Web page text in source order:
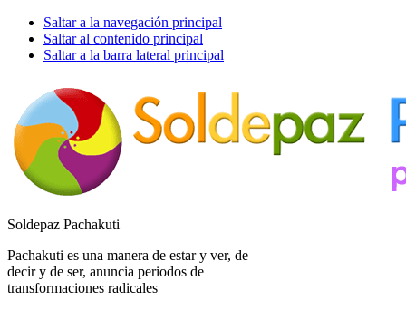
Saltar a la navegación principal
Saltar al contenido principal
Saltar a la barra lateral principal
Soldepaz Pachakuti
Pachakuti es una manera de estar y ver, de
decir y de ser, anuncia periodos de
transformaciones radicales